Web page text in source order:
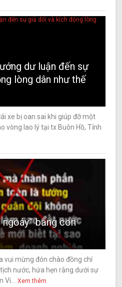
dư luận đến sự
lòng dân như thế
xe bị oan sai khi giúp đỡ một
vòng lao lý tại tx Buôn Hồ, Tỉnh
bằng con
vui mừng đón chào đồng chí
nước, hứa hẹn rằng dưới sự
Xem thêm